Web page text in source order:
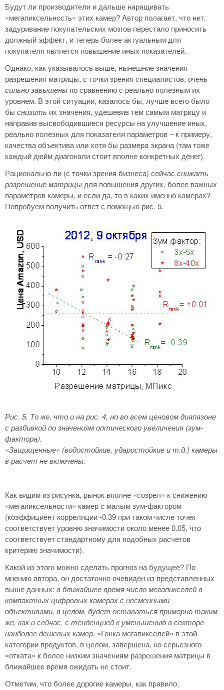
Будут ли производители и дальше наращивать
«мегапиксельность» этих камер? Автор полагает, что нет:
задуривание покупательских мозгов перестало приносить
должный эффект, и теперь более актуальным для
покупателя является повышение иных показателей.
Однако, как указывалось выше, нынешние значения
разрешения матрицы, с точки зрения специалистов, очень
сильно завышены по сравнению с реально полезным их
уровнем. В этой ситуации, казалось бы, лучше всего было
бы снизить их значения, удешевив тем самым матрицу и
направив высвободившиеся ресурсы на улучшение иных,
реально полезных для показателя параметров – к примеру,
качества объектива или хотя бы размера экрана (там тоже
каждый дюйм диагонали стоит вполне конкретных денег).
Рационально ли (с точки зрения бизнеса) сейчас снижать
разрешение матрицы для повышения других, более важных
параметров камеры, и если да, то в каких именно камерах?
Попробуем получить ответ с помощью рис. 5.
Рис. 5. То же, что и на рис. 4, но во всем ценовом диапазоне
с разбивкой по значениям оптического увеличения (зум-
фактора).
«Защищенные» (водостойкие, ударостойкие и т.д.) камеры
в расчет не включены.
Как видим из рисунка, рынок вполне «созрел» к снижению
«мегапиксельности» камер с малым зум-фактором
(коэффициент корреляции -0.39 при таком числе точек
соответствует уровню значимости около менее 0.05, что
соответствует стандартному для подобных расчетов
критерию значимости).
Какой из этого можно сделать прогноз на будущее? По
мнению автора, он достаточно очевиден из представленных
выше данных: в ближайшее время число мегапикселей в
компактных цифровых камерах с несменными
объективами, в целом, будет оставаться примерно таким
же, как и сейчас, с тенденцией к уменьшению в секторе
наиболее дешевых камер. «Гонка мегапикселей» в этой
категории продуктов, в целом, завершена, но серьезного
«отката» к более низким значениям разрешения матрицы в
ближайшее время ожидать не стоит.
Отметим, что более дорогие камеры, как правило,